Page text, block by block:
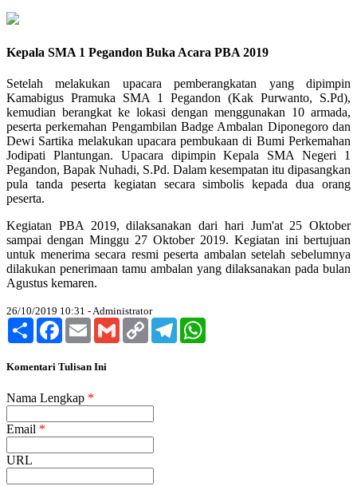
Kepala SMA 1 Pegandon Buka Acara PBA 2019
Setelah melakukan upacara pemberangkatan yang dipimpin
Kamabigus Pramuka SMA 1 Pegandon (Kak Purwanto, S.Pd),
kemudian berangkat ke lokasi dengan menggunakan 10 armada,
peserta perkemahan Pengambilan Badge Ambalan Diponegoro dan
Dewi Sartika melakukan upacara pembukaan di Bumi Perkemahan
Jodipati Plantungan. Upacara dipimpin Kepala SMA Negeri 1
Pegandon, Bapak Nuhadi, S.Pd. Dalam kesempatan itu dipasangkan
pula tanda peserta kegiatan secara simbolis kepada dua orang
peserta.
Kegiatan PBA 2019, dilaksanakan dari hari Jum'at 25 Oktober
sampai dengan Minggu 27 Oktober 2019. Kegiatan ini bertujuan
untuk menerima secara resmi peserta ambalan setelah sebelumnya
dilakukan penerimaan tamu ambalan yang dilaksanakan pada bulan
Agustus kemaren.
26/10/2019 10:31 - Administrator
Share Facebook
Email Gmail Copy
Link
Telegram
Komentari Tulisan Ini
Nama Lengkap *
Email *
URL